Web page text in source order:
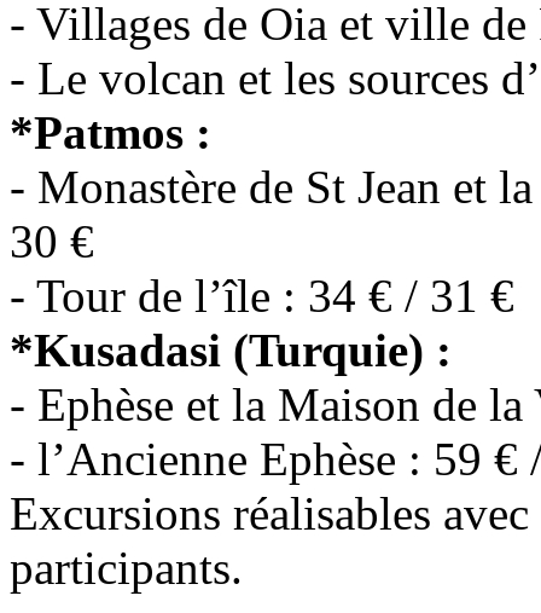
- Villages de Oia et ville
- Le volcan et les sources
*Patmos :
- Monastère de St Jean et
30 €
- Tour de l’île : 34 € / 31 €
*Kusadasi (Turquie) :
- Ephèse et la Maison de
- l’Ancienne Ephèse : 59 €
Excursions réalisables
participants.